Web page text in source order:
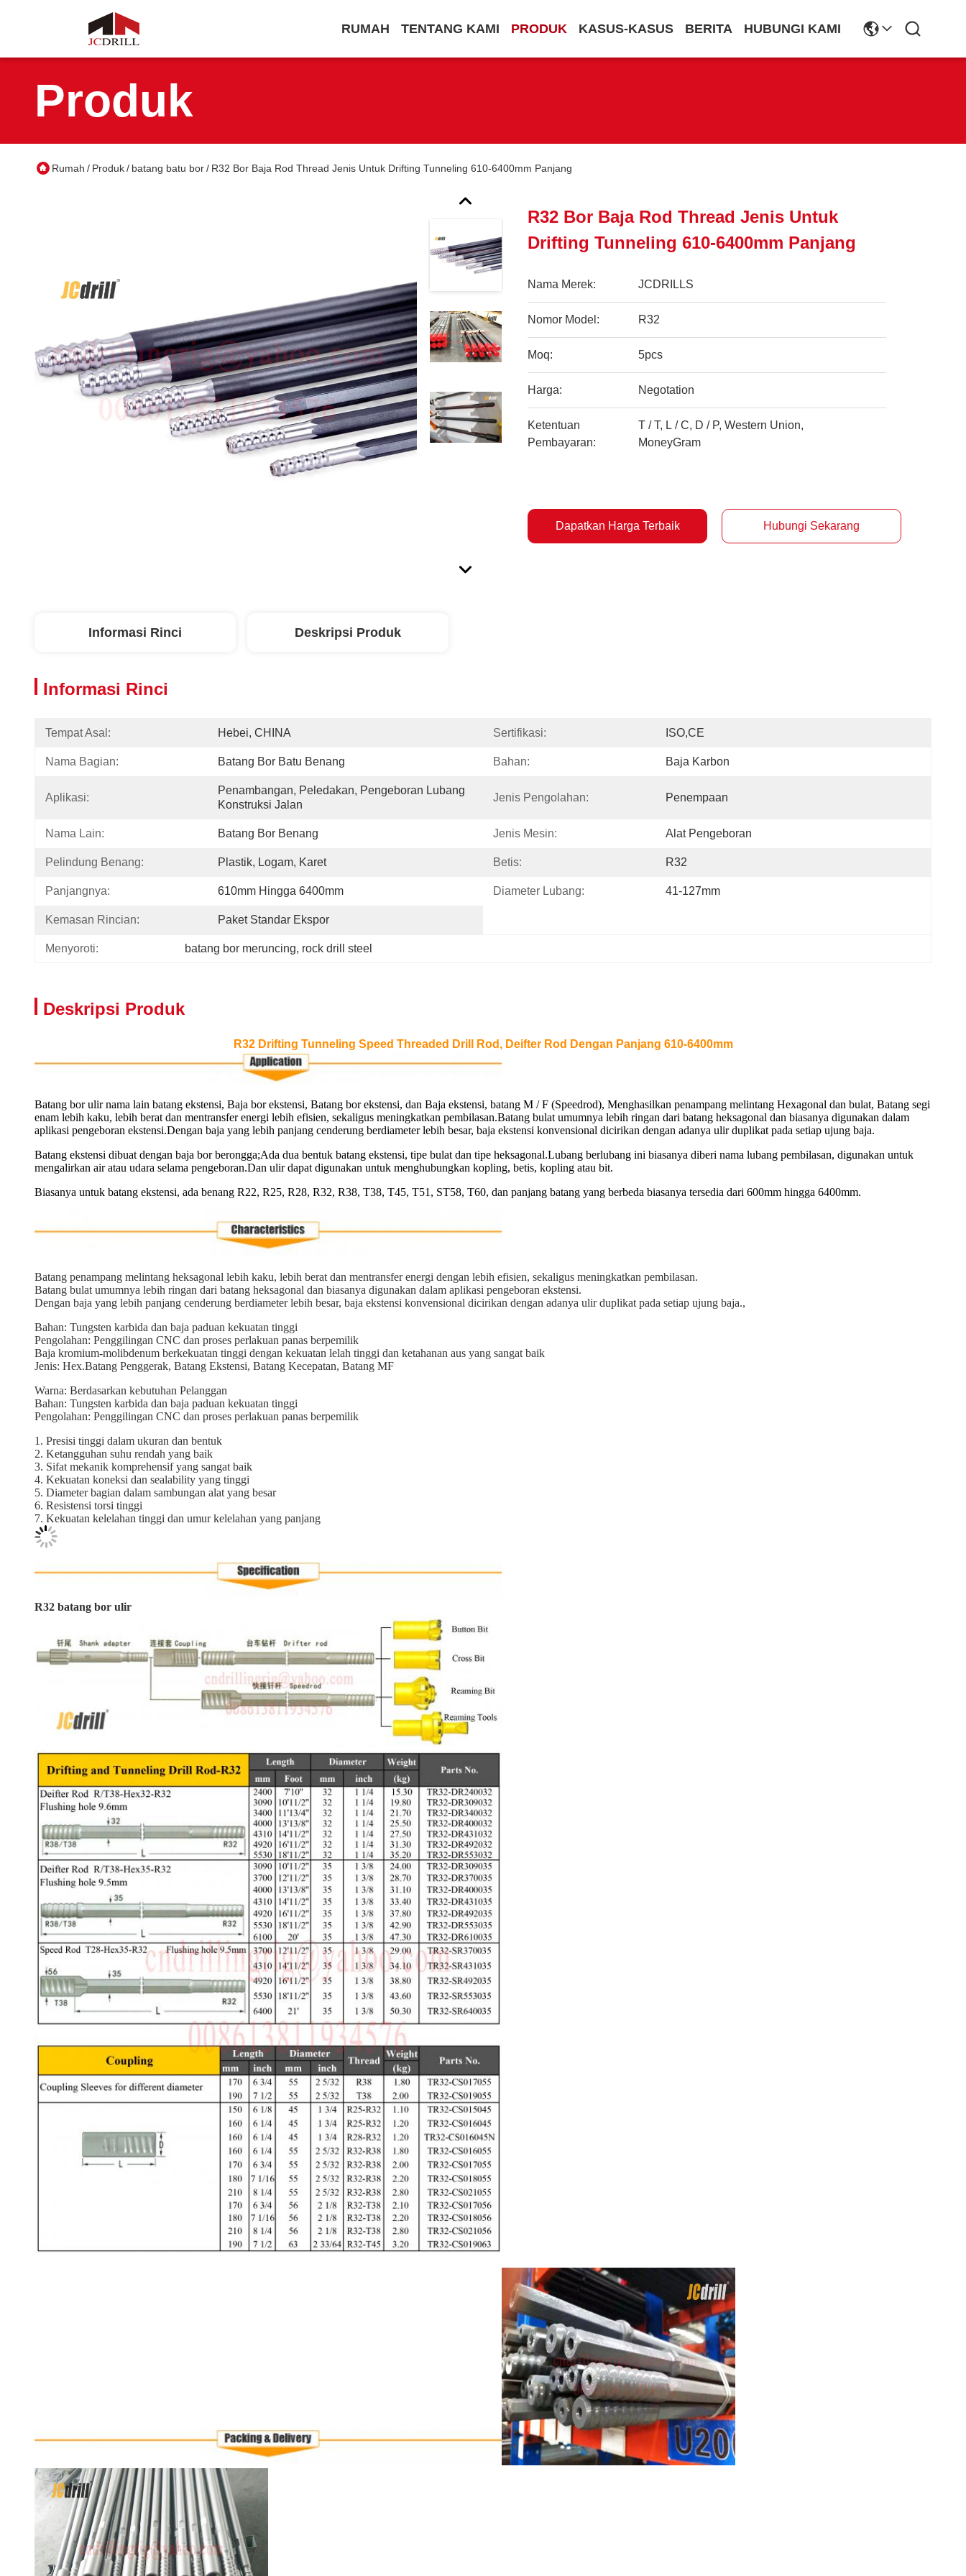
RUMAH TENTANG KAMI PRODUK KASUS-KASUS BERITA HUBUNGI KAMI
Produk
Rumah / Produk/ batang batu bor/ R32 Bor Baja Rod Thread Jenis Untuk Drifting Tunneling 610-6400mm Panjang
R32 Bor Baja Rod Thread Jenis Untuk
Drifting Tunneling 610-6400mm Panjang
Nama Merek: JCDRILLS
Nomor Model: R32
Moq: 5pcs
Harga: Negotation
Ketentuan
Pembayaran:
T / T, L / C, D / P, Western Union,
MoneyGram
Dapatkan Harga Terbaik Hubungi Sekarang
Informasi Rinci Deskripsi Produk
Informasi Rinci
Tempat Asal: Hebei, CHINA Sertifikasi: ISO,CE
Nama Bagian: Batang Bor Batu Benang Bahan: Baja Karbon
Aplikasi:
Penambangan, Peledakan, Pengeboran Lubang
Konstruksi Jalan
Jenis Pengolahan: Penempaan
Nama Lain: Batang Bor Benang Jenis Mesin: Alat Pengeboran
Pelindung Benang: Plastik, Logam, Karet Betis: R32
Panjangnya: 610mm Hingga 6400mm Diameter Lubang: 41-127mm
Kemasan Rincian: Paket Standar Ekspor
Menyoroti: batang bor meruncing, rock drill steel
Deskripsi Produk
R32 Drifting Tunneling Speed ​​Threaded Drill Rod, Deifter Rod Dengan Panjang 610-6400mm
Batang bor ulir nama lain batang ekstensi, Baja bor ekstensi, Batang bor ekstensi, dan Baja ekstensi, batang M / F (Speedrod), Menghasilkan penampang melintang Hexagonal dan bulat, Batang segi
enam lebih kaku, lebih berat dan mentransfer energi lebih efisien, sekaligus meningkatkan pembilasan.Batang bulat umumnya lebih ringan dari batang heksagonal dan biasanya digunakan dalam
aplikasi pengeboran ekstensi.Dengan baja yang lebih panjang cenderung berdiameter lebih besar, baja ekstensi konvensional dicirikan dengan adanya ulir duplikat pada setiap ujung baja.
Batang ekstensi dibuat dengan baja bor berongga;Ada dua bentuk batang ekstensi, tipe bulat dan tipe heksagonal.Lubang berlubang ini biasanya diberi nama lubang pembilasan, digunakan untuk
mengalirkan air atau udara selama pengeboran.Dan ulir dapat digunakan untuk menghubungkan kopling, betis, kopling atau bit.
Biasanya untuk batang ekstensi, ada benang R22, R25, R28, R32, R38, T38, T45, T51, ST58, T60, dan panjang batang yang berbeda biasanya tersedia dari 600mm hingga 6400mm.
Batang penampang melintang heksagonal lebih kaku, lebih berat dan mentransfer energi dengan lebih efisien, sekaligus meningkatkan pembilasan.
Batang bulat umumnya lebih ringan dari batang heksagonal dan biasanya digunakan dalam aplikasi pengeboran ekstensi.
Dengan baja yang lebih panjang cenderung berdiameter lebih besar, baja ekstensi konvensional dicirikan dengan adanya ulir duplikat pada setiap ujung baja.,
Bahan: Tungsten karbida dan baja paduan kekuatan tinggi
Pengolahan: Penggilingan CNC dan proses perlakuan panas berpemilik
Baja kromium-molibdenum berkekuatan tinggi dengan kekuatan lelah tinggi dan ketahanan aus yang sangat baik
Jenis: Hex.Batang Penggerak, Batang Ekstensi, Batang Kecepatan, Batang MF
Warna: Berdasarkan kebutuhan Pelanggan
Bahan: Tungsten karbida dan baja paduan kekuatan tinggi
Pengolahan: Penggilingan CNC dan proses perlakuan panas berpemilik
1. Presisi tinggi dalam ukuran dan bentuk
2. Ketangguhan suhu rendah yang baik
3. Sifat mekanik komprehensif yang sangat baik
4. Kekuatan koneksi dan sealability yang tinggi
5. Diameter bagian dalam sambungan alat yang besar
6. Resistensi torsi tinggi
7. Kekuatan kelelahan tinggi dan umur kelelahan yang panjang
R32 batang bor ulir